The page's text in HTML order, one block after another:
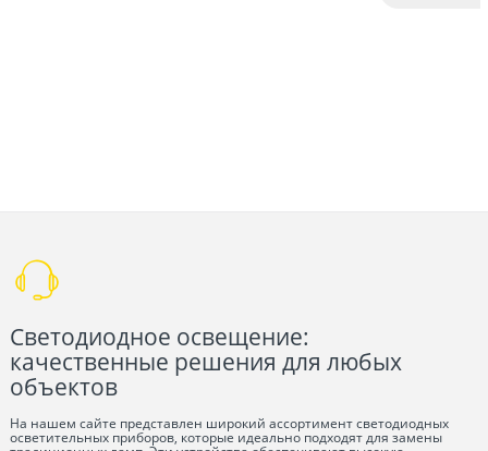
Светодиодное освещение:
качественные решения для любых
объектов
На нашем сайте представлен широкий ассортимент светодиодных
осветительных приборов, которые идеально подходят для замены